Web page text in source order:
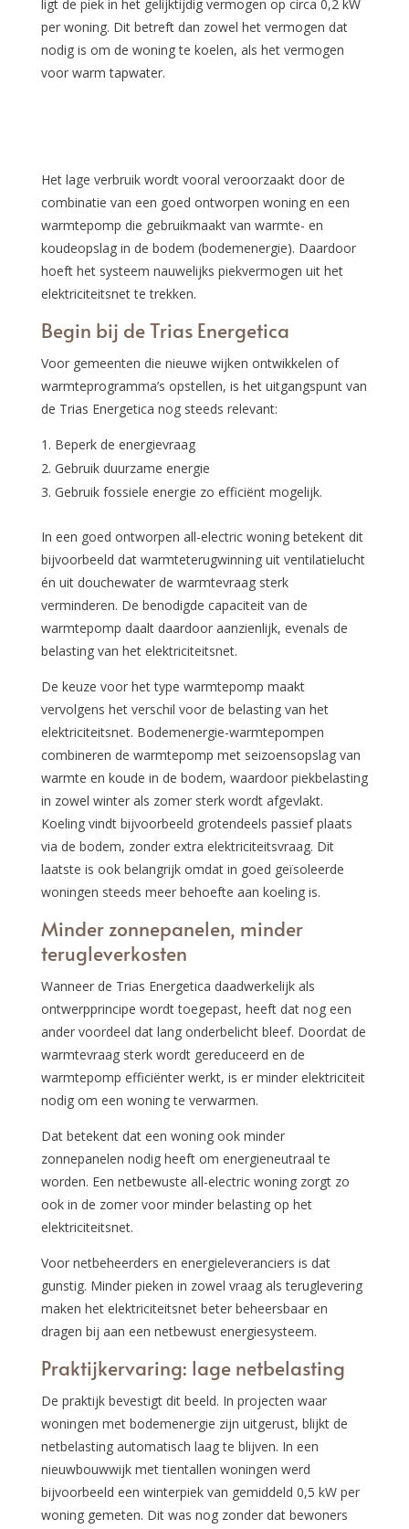
ligt de piek in het gelijktijdig vermogen op circa 0,2 kW
per woning. Dit betreft dan zowel het vermogen dat
nodig is om de woning te koelen, als het vermogen
voor warm tapwater.
Het lage verbruik wordt vooral veroorzaakt door de
combinatie van een goed ontworpen woning en een
warmtepomp die gebruikmaakt van warmte- en
koudeopslag in de bodem (bodemenergie). Daardoor
hoeft het systeem nauwelijks piekvermogen uit het
elektriciteitsnet te trekken.
Begin bij de Trias Energetica
Voor gemeenten die nieuwe wijken ontwikkelen of
warmteprogramma’s opstellen, is het uitgangspunt van
de Trias Energetica nog steeds relevant:
Beperk de energievraag
Gebruik duurzame energie
Gebruik fossiele energie zo efficiënt mogelijk.
In een goed ontworpen all-electric woning betekent dit
bijvoorbeeld dat warmteterugwinning uit ventilatielucht
én uit douchewater de warmtevraag sterk
verminderen. De benodigde capaciteit van de
warmtepomp daalt daardoor aanzienlijk, evenals de
belasting van het elektriciteitsnet.
De keuze voor het type warmtepomp maakt
vervolgens het verschil voor de belasting van het
elektriciteitsnet. Bodemenergie-warmtepompen
combineren de warmtepomp met seizoensopslag van
warmte en koude in de bodem, waardoor piekbelasting
in zowel winter als zomer sterk wordt afgevlakt.
Koeling vindt bijvoorbeeld grotendeels passief plaats
via de bodem, zonder extra elektriciteitsvraag. Dit
laatste is ook belangrijk omdat in goed geïsoleerde
woningen steeds meer behoefte aan koeling is.
Minder zonnepanelen, minder
terugleverkosten
Wanneer de Trias Energetica daadwerkelijk als
ontwerpprincipe wordt toegepast, heeft dat nog een
ander voordeel dat lang onderbelicht bleef. Doordat de
warmtevraag sterk wordt gereduceerd en de
warmtepomp efficiënter werkt, is er minder elektriciteit
nodig om een woning te verwarmen.
Dat betekent dat een woning ook minder
zonnepanelen nodig heeft om energieneutraal te
worden. Een netbewuste all-electric woning zorgt zo
ook in de zomer voor minder belasting op het
elektriciteitsnet.
Voor netbeheerders en energieleveranciers is dat
gunstig. Minder pieken in zowel vraag als teruglevering
maken het elektriciteitsnet beter beheersbaar en
dragen bij aan een netbewust energiesysteem.
Praktijkervaring: lage netbelasting
De praktijk bevestigt dit beeld. In projecten waar
woningen met bodemenergie zijn uitgerust, blijkt de
netbelasting automatisch laag te blijven. In een
nieuwbouwwijk met tientallen woningen werd
bijvoorbeeld een winterpiek van gemiddeld 0,5 kW per
woning gemeten. Dit was nog zonder dat bewoners